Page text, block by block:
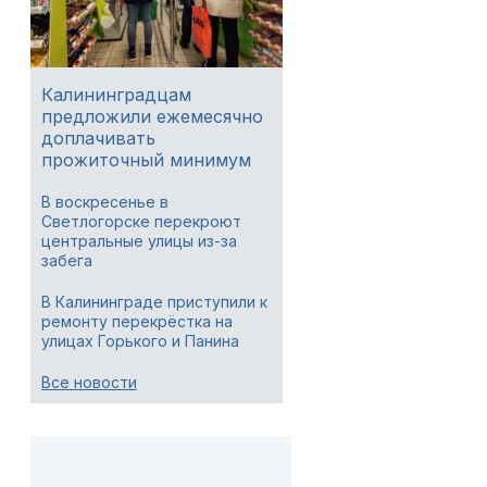
Калининградцам
предложили ежемесячно
доплачивать
прожиточный минимум
В воскресенье в
Светлогорске перекроют
центральные улицы из-за
забега
В Калининграде приступили к
ремонту перекрёстка на
улицах Горького и Панина
Все новости